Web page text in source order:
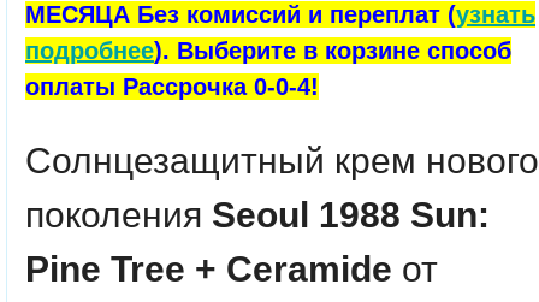
МЕСЯЦА Без комиссий и переплат (узнать
подробнее). Выберите в корзине способ
оплаты Рассрочка 0-0-4!
Солнцезащитный крем нового
поколения Seoul 1988 Sun:
Pine Tree + Ceramide от